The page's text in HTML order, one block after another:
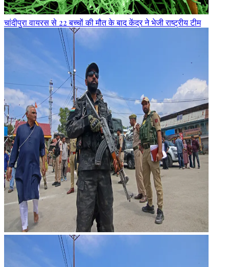
चांदीपुरा वायरस से 22 बच्चों की मौत के बाद केंद्र ने भेजी राष्ट्रीय टीम